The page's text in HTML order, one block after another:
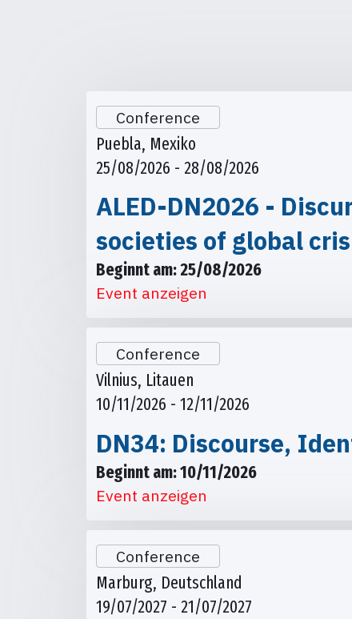
Conference
Puebla, Mexiko
25/08/2026 - 28/08/2026
ALED-DN2026 -
societies of global
Beginnt am: 25/08/2026
Event anzeigen
Conference
Vilnius, Litauen
10/11/2026 - 12/11/2026
DN34: Discourse,
Beginnt am: 10/11/2026
Event anzeigen
Conference
Marburg, Deutschland
19/07/2027 - 21/07/2027